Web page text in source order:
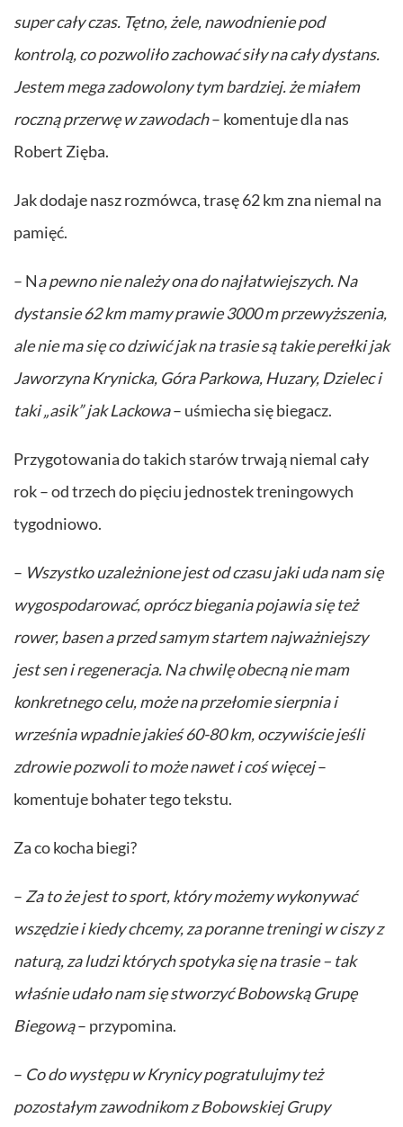
super cały czas. Tętno, żele, nawodnienie pod
kontrolą, co pozwoliło zachować siły na cały dystans.
Jestem mega zadowolony tym bardziej. że miałem
roczną przerwę w zawodach– komentuje dla nas
Robert Zięba.
Jak dodaje nasz rozmówca, trasę 62 km zna niemal na
pamięć.
– Na pewno nie należy ona do najłatwiejszych. Na
dystansie 62 km mamy prawie 3000 m przewyższenia,
ale nie ma się co dziwić jak na trasie są takie perełki jak
Jaworzyna Krynicka, Góra Parkowa, Huzary, Dzielec i
taki „asik” jak Lackowa– uśmiecha się biegacz.
Przygotowania do takich starów trwają niemal cały
rok – od trzech do pięciu jednostek treningowych
tygodniowo.
– Wszystko uzależnione jest od czasu jaki uda nam się
wygospodarować, oprócz biegania pojawia się też
rower, basen a przed samym startem najważniejszy
jest sen i regeneracja. Na chwilę obecną nie mam
konkretnego celu, może na przełomie sierpnia i
września wpadnie jakieś 60-80 km, oczywiście jeśli
zdrowie pozwoli to może nawet i coś więcej–
komentuje bohater tego tekstu.
Za co kocha biegi?
– Za to że jest to sport, który możemy wykonywać
wszędzie i kiedy chcemy, za poranne treningi w ciszy z
naturą, za ludzi których spotyka się na trasie – tak
właśnie udało nam się stworzyć Bobowską Grupę
Biegową– przypomina.
– Co do występu w Krynicy pogratulujmy też
pozostałym zawodnikom z Bobowskiej Grupy